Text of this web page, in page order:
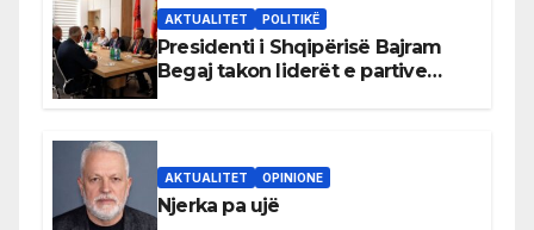
AKTUALITET POLITIKË
Presidenti i Shqipërisë Bajram
Begaj takon liderët e partive
AKTUALITET OPINIONE
Njerka pa ujë